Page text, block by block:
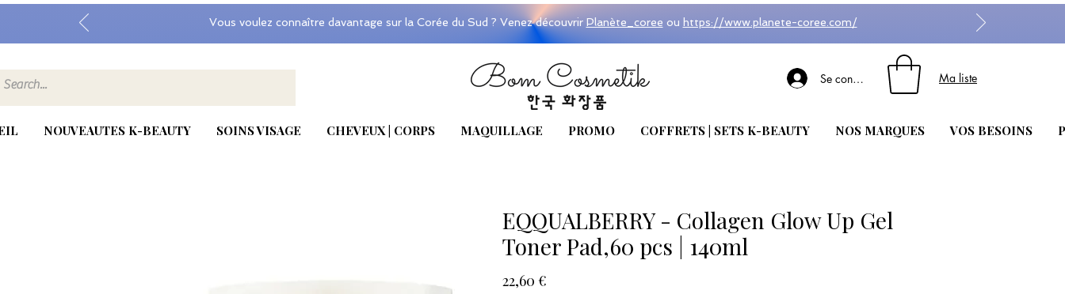
Vous voulez connaître davantage sur la Corée du Sud ? Venez découvrir Planète_coree ou https://www.planete-coree.com/
Se connecter Ma liste
NOUVEAUTES K-BEAUTY SOINS VISAGE CHEVEUX | CORPS MAQUILLAGE PROMO COFFRETS | SETS K-BEAUTY NOS MARQUES VOS BESOINS
EQQUALBERRY - Collagen Glow Up Gel
Toner Pad,60 pcs | 140ml
22,60 €